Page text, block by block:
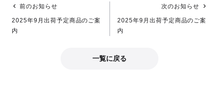
前のお知らせ
2025年9月出荷予定商品のご案
内
次のお知らせ
2025年9月出荷予定商品のご案
内
一覧に戻る